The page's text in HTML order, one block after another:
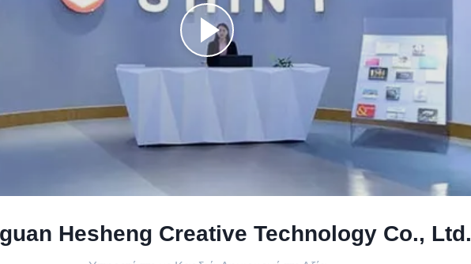
Hesheng Creative Technology Co., Ltd.